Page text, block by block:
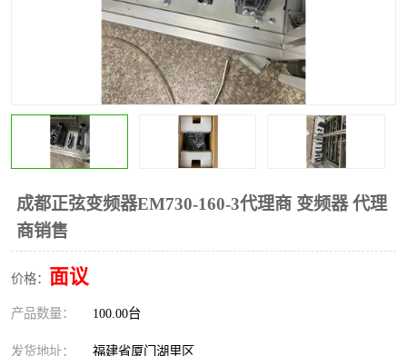
成都正弦变频器EM730-160-3代理商 变频器 代理
商销售
价格： 面议
产品数量： 100.00台
发货地址： 福建省厦门湖里区
魏德米勒继电器 施迈赛限位开关